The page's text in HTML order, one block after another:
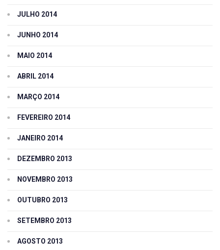
JULHO 2014
JUNHO 2014
MAIO 2014
ABRIL 2014
MARÇO 2014
FEVEREIRO 2014
JANEIRO 2014
DEZEMBRO 2013
NOVEMBRO 2013
OUTUBRO 2013
SETEMBRO 2013
AGOSTO 2013